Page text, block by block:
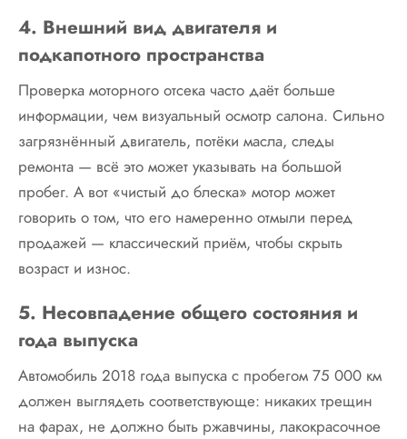
4. Внешний вид двигателя и
подкапотного пространства
Проверка моторного отсека часто даёт больше
информации, чем визуальный осмотр салона. Сильно
загрязнённый двигатель, потёки масла, следы
ремонта — всё это может указывать на большой
пробег. А вот «чистый до блеска» мотор может
говорить о том, что его намеренно отмыли перед
продажей — классический приём, чтобы скрыть
возраст и износ.
5. Несовпадение общего состояния и
года выпуска
Автомобиль 2018 года выпуска с пробегом 75 000 км
должен выглядеть соответствующе: никаких трещин
на фарах, не должно быть ржавчины, лакокрасочное